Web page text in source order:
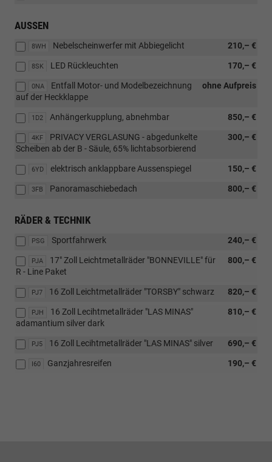
AUSSEN
8WH 210,– €
Nebelscheinwerfer mit Abbiegelicht
8SK 170,– €
LED Rückleuchten
0NA ohne Aufpreis
Entfall Motor- und Modelbezeichnung
auf der Heckklappe
1D2 850,– €
Anhängerkupplung, abnehmbar
4KF 300,– €
PRIVACY VERGLASUNG - abgedunkelte
Scheiben ab der B - Säule, 65% lichtabsorbierend
6YD 150,– €
elektrisch anklappbare Aussenspiegel
3FB 800,– €
Panoramaschiebedach
RÄDER & TECHNIK
PSG 240,– €
Sportfahrwerk
PJA 800,– €
17" Zoll Leichtmetallräder "BONNEVILLE" für
R - Line Paket
PJ7 820,– €
16 Zoll Leichtmetallräder "TORSBY" schwarz
PJH 810,– €
16 Zoll Lecihtmetallräder "LAS MINAS"
adamantium silver dark
PJ5 690,– €
16 Zoll Lecihtmetallräder "LAS MINAS" silver
I60 190,– €
Ganzjahresreifen